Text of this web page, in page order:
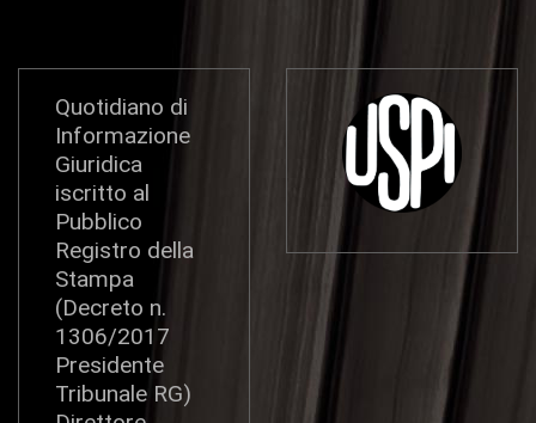
Quotidiano di
Informazione
Giuridica
iscritto al
Pubblico
Registro della
Stampa
(Decreto n.
1306/2017
Presidente
Tribunale RG)